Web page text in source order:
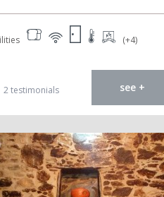
(+4)
2 testimonials see +